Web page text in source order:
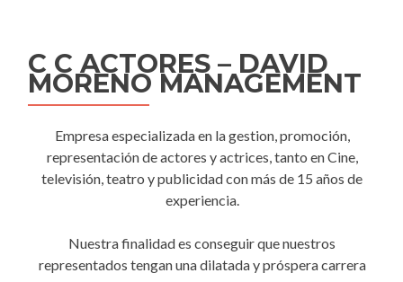
C C ACTORES – DAVID
MORENO MANAGEMENT
Empresa especializada en la gestion, promoción,
representación de actores y actrices, tanto en Cine,
televisión, teatro y publicidad con más de 15 años de
experiencia.
Nuestra finalidad es conseguir que nuestros
representados tengan una dilatada y próspera carrera